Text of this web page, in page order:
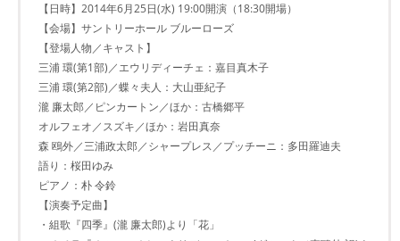
【日時】2014年6月25日(水) 19:00開演（18:30開場）
【会場】サントリーホール ブルーローズ
【登場人物／キャスト】
三浦 環(第1部)／エウリディーチェ：嘉目真木子
三浦 環(第2部)／蝶々夫人：大山亜紀子
瀧 廉太郎／ピンカートン／ほか：古橋郷平
オルフェオ／スズキ／ほか：岩田真奈
森 鴎外／三浦政太郎／シャープレス／プッチーニ：多田羅迪夫
語り：桜田ゆみ
ピアノ：朴 令鈴
【演奏予定曲】
・組歌『四季』(瀧 廉太郎)より「花」